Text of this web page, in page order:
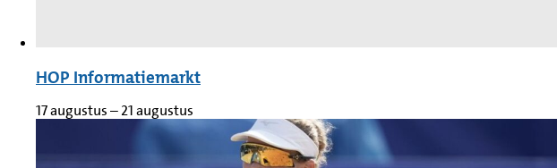
HOP Informatiemarkt
17 augustus–21 augustus